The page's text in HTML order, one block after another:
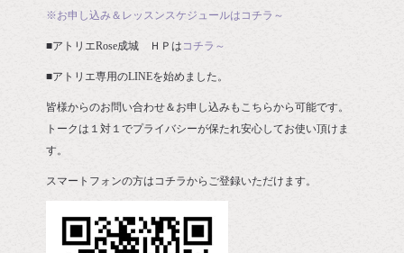
※お申し込み＆レッスンスケジュールはコチラ～
■アトリエRose成城 ＨＰは コチラ～
■アトリエ専用のLINEを始めました。
皆様からのお問い合わせ＆お申し込みもこちらから可能です。
トークは１対１でプライバシーが保たれ安心してお使い頂けま
す。
スマートフォンの方はコチラからご登録いただけます。